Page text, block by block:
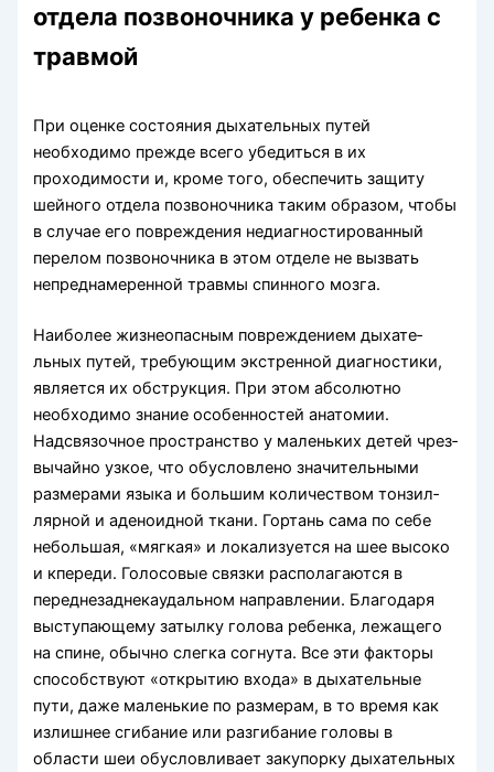
отдела позвоночника у ребенка с
травмой
При оценке состояния дыхательных путей
необходимо прежде всего убедиться в их
проходимости и, кроме того, обеспе­чить защиту
шейного отдела позвоночника таким образом, чтобы
в случае его повреждения недиагностированный
перелом позвоночника в этом от­деле не вызвать
непреднамеренной травмы спин­ного мозга.
Наиболее жизнеопасным повреждением дыхате­
льных путей, требующим экстренной диагностики,
является их обструкция. При этом абсолютно
необходимо знание особенностей анатомии.
Надсвязочное пространство у маленьких детей чрез­
вычайно узкое, что обусловлено значительными
размерами языка и большим количеством тонзил­
лярной и аденоидной ткани. Гортань сама по себе
небольшая, «мягкая» и локализуется на шее вы­соко
и кпереди. Голосовые связки располагаются в
переднезаднекаудальном направлении. Благода­ря
выступающему затылку голова ребенка, ле­жащего
на спине, обычно слегка согнута. Все эти факторы
способствуют «открытию входа» в дыха­тельные
пути, даже маленькие по размерам, в то время как
излишнее сгибание или разгибание го­ловы в
области шеи обусловливает закупорку ды­хательных